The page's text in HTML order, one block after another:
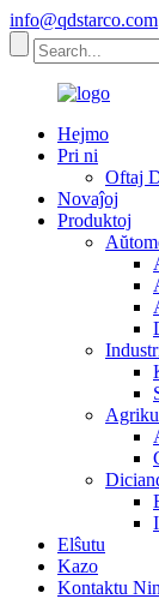
info@qdstarco.com
Hejmo
Pri ni
Oftaj
Novaĵoj
Produktoj
Elŝutu
Kazo
Kontaktu Nin